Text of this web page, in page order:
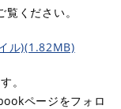
ください。
ル)(1.82MB)
。
ページをフォロ